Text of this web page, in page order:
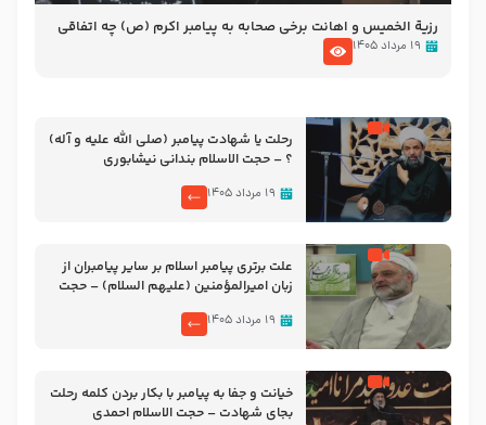
رزیة الخمیس و اهانت برخی صحابه به پیامبر اکرم (ص) چه اتفاقی
رخ داد که پیامبر رحمت ، صحابه را بیرون انداختند ؟!!!!! – سید محمد
۱۹ مرداد ۱۴۰۵
رحلت یا شهادت پیامبر (صلی الله علیه و آله)
؟ – حجت الاسلام بندانی نیشابوری
۱۹ مرداد ۱۴۰۵
علت برتری پیامبر اسلام بر سایر پیامبران از
زبان امیرالمؤمنین (علیهم السلام) – حجت
۱۹ مرداد ۱۴۰۵
خیانت و جفا به پیامبر با بکار بردن کلمه رحلت
بجای شهادت – حجت الاسلام احمدی